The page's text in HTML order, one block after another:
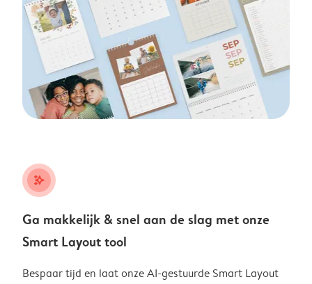
stars_plus
Ga makkelijk & snel aan de slag met onze
Smart Layout tool
Bespaar tijd en laat onze AI-gestuurde Smart Layout